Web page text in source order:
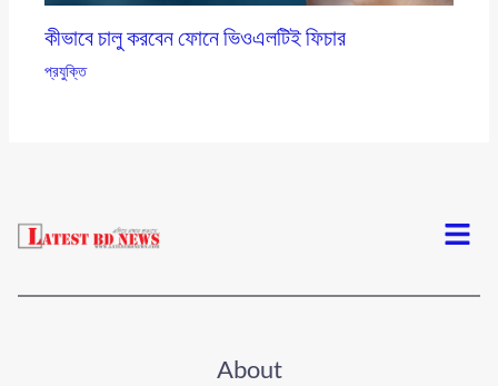
কীভাবে চালু করবেন ফোনে ভিওএলটিই ফিচার
প্রযুক্তি
Menu
About